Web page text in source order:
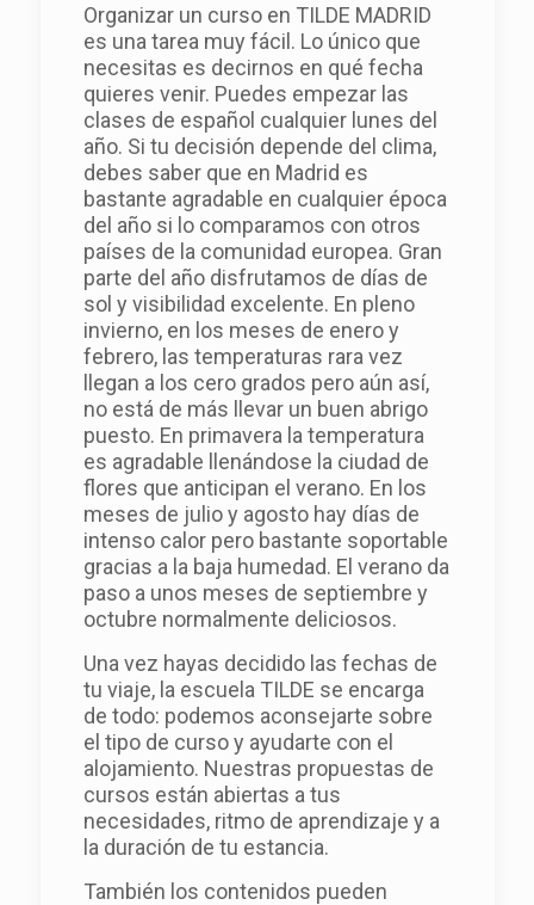
Organizar un curso en TILDE MADRID
es una tarea muy fácil. Lo único que
necesitas es decirnos en qué fecha
quieres venir. Puedes empezar las
clases de español cualquier lunes del
año. Si tu decisión depende del clima,
debes saber que en Madrid es
bastante agradable en cualquier época
del año si lo comparamos con otros
países de la comunidad europea. Gran
parte del año disfrutamos de días de
sol y visibilidad excelente. En pleno
invierno, en los meses de enero y
febrero, las temperaturas rara vez
llegan a los cero grados pero aún así,
no está de más llevar un buen abrigo
puesto. En primavera la temperatura
es agradable llenándose la ciudad de
flores que anticipan el verano. En los
meses de julio y agosto hay días de
intenso calor pero bastante soportable
gracias a la baja humedad. El verano da
paso a unos meses de septiembre y
octubre normalmente deliciosos.
Una vez hayas decidido las fechas de
tu viaje, la escuela TILDE se encarga
de todo: podemos aconsejarte sobre
el tipo de curso y ayudarte con el
alojamiento. Nuestras propuestas de
cursos están abiertas a tus
necesidades, ritmo de aprendizaje y a
la duración de tu estancia.
También los contenidos pueden